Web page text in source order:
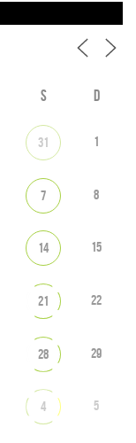
S D
31 1
7 8
14 15
21 22
28 29
4 5